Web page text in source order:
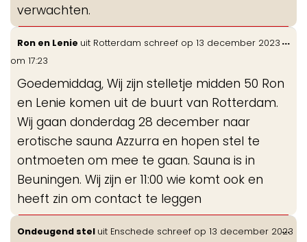
verwachten.
Ron en Lenie uit Rotterdam schreef op 13 december 2023
om 17:23
Goedemiddag, Wij zijn stelletje midden 50 Ron
en Lenie komen uit de buurt van Rotterdam.
Wij gaan donderdag 28 december naar
erotische sauna Azzurra en hopen stel te
ontmoeten om mee te gaan. Sauna is in
Beuningen. Wij zijn er 11:00 wie komt ook en
heeft zin om contact te leggen
...
Ondeugend stel uit Enschede schreef op 13 december 2023
...